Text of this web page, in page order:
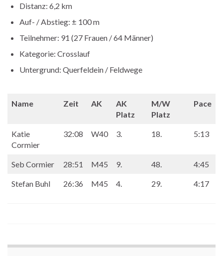
Distanz: 6,2 km
Auf- / Abstieg: ± 100 m
Teilnehmer: 91 (27 Frauen / 64 Männer)
Kategorie: Crosslauf
Untergrund: Querfeldein / Feldwege
Name Zeit AK
AK
Platz
M/W
Platz
Pace
Katie
Cormier
32:08 W40 3. 18. 5:13
Seb Cormier 28:51 M45 9. 48. 4:45
Stefan Buhl 26:36 M45 4. 29. 4:17